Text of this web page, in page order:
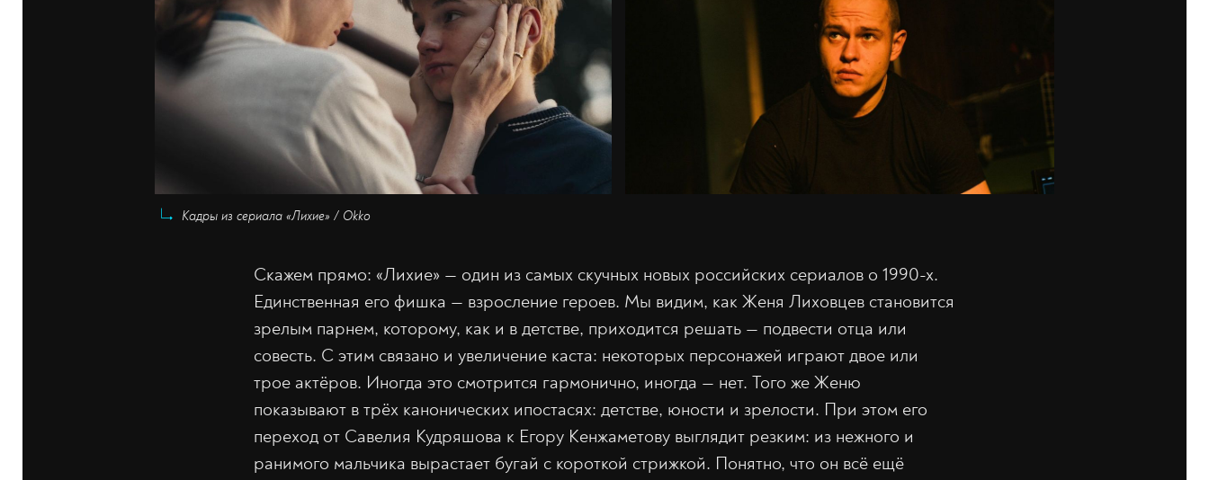
Кадры из сериала «Лихие» / Okko
Скажем прямо: «Лихие» — один из самых скучных новых российских сериалов о 1990-х.
Единственная его фишка — взросление героев. Мы видим, как Женя Лиховцев становится
зрелым парнем, которому, как и в детстве, приходится решать — подвести отца или
совесть. С этим связано и увеличение каста: некоторых персонажей играют двое или
трое актёров. Иногда это смотрится гармонично, иногда — нет. Того же Женю
показывают в трёх канонических ипостасях: детстве, юности и зрелости. При этом его
переход от Савелия Кудряшова к Егору Кенжаметову выглядит резким: из нежного и
ранимого мальчика вырастает бугай с короткой стрижкой. Понятно, что он всё ещё